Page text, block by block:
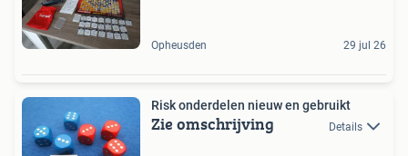
Opheusden 29 jul 26
Risk onderdelen nieuw en gebruikt
Zie omschrijving Details